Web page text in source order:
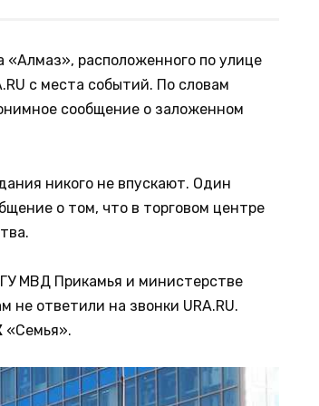
«Алмаз», расположенного по улице
с места событий. По словам
сообщение о заложенном
никого не впускают. Один
о том, что в торговом центре
МВД Прикамья и министерстве
не ответили на звонки URA.RU.
«Семья».